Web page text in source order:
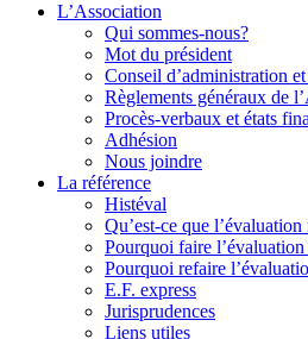
L’Association
Qui sommes-nous?
Mot du président
Conseil d’administration
Règlements généraux de
Procès-verbaux et états
Adhésion
Nous joindre
La référence
Histéval
Qu’est-ce que
Pourquoi faire
Pourquoi refaire
E.F. express
Jurisprudences
Liens utiles